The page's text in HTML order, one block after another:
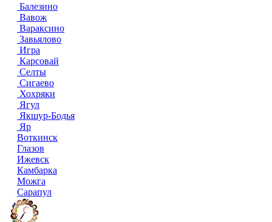
Балезино
Вавож
Вараксино
Завьялово
Игра
Карсовай
Селты
Сигаево
Хохряки
Ягул
Якшур-Бодья
Яр
Воткинск
Глазов
Ижевск
Камбарка
Можга
Сарапул